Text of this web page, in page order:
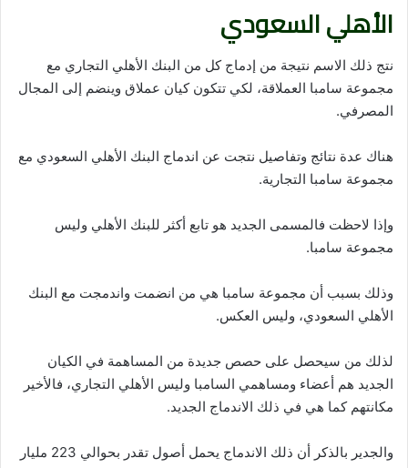
الأهلي السعودي
نتج ذلك الاسم نتيجة من إدماج كل من البنك الأهلي التجاري مع
مجموعة سامبا العملاقة، لكي تتكون كيان عملاق وينضم إلى المجال
المصرفي.
هناك عدة نتائج وتفاصيل نتجت عن اندماج البنك الأهلي السعودي مع
مجموعة سامبا التجارية.
وإذا لاحظت فالمسمى الجديد هو تابع أكثر للبنك الأهلي وليس
مجموعة سامبا.
وذلك بسبب أن مجموعة سامبا هي من انضمت واندمجت مع البنك
الأهلي السعودي، وليس العكس.
لذلك من سيحصل على حصص جديدة من المساهمة في الكيان
الجديد هم أعضاء ومساهمي السامبا وليس الأهلي التجاري، فالأخير
مكانتهم كما هي في ذلك الاندماج الجديد.
والجدير بالذكر أن ذلك الاندماج يحمل أصول تقدر بحوالي 223 مليار